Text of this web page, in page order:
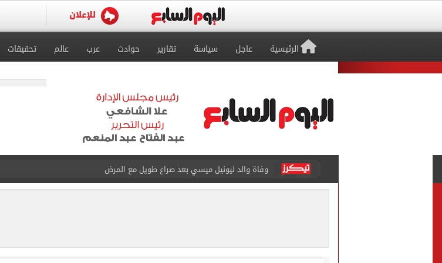
الرئيسية عاجل سياسة تقارير حوادث عرب عالم تحقيقات
حمزة عبد الكريم ينتظر يومًا استثنائيًا بعد استمراره مع فريق برشلونة الأول
الإسكان: طرح فرص استثمارية متنوعة من خلال منصتى الاستثمار المصري والأجنبي
تقارير: انتقال محمد صلاح لـ طرابزون سبور غيّر منظور العالم للدورى التركى